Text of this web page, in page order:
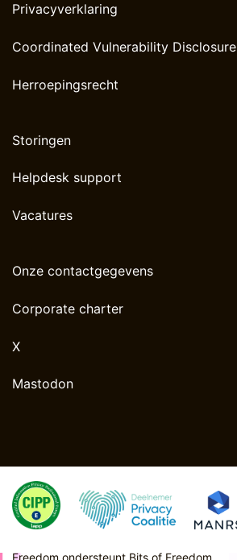
Privacyverklaring
Coordinated Vulnerability Disclosure
Herroepingsrecht
Storingen
Helpdesk support
Vacatures
Onze contactgegevens
Corporate charter
X
Mastodon